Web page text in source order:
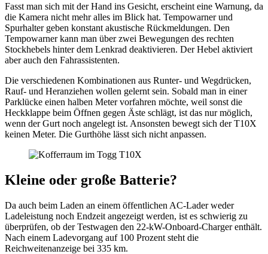
Fasst man sich mit der Hand ins Gesicht, erscheint eine Warnung, da
die Kamera nicht mehr alles im Blick hat. Tempowarner und
Spurhalter geben konstant akustische Rückmeldungen. Den
Tempowarner kann man über zwei Bewegungen des rechten
Stockhebels hinter dem Lenkrad deaktivieren. Der Hebel aktiviert
aber auch den Fahrassistenten.
Die verschiedenen Kombinationen aus Runter- und Wegdrücken,
Rauf- und Heranziehen wollen gelernt sein. Sobald man in einer
Parklücke einen halben Meter vorfahren möchte, weil sonst die
Heckklappe beim Öffnen gegen Äste schlägt, ist das nur möglich,
wenn der Gurt noch angelegt ist. Ansonsten bewegt sich der T10X
keinen Meter. Die Gurthöhe lässt sich nicht anpassen.
Kleine oder große Batterie?
Da auch beim Laden an einem öffentlichen AC-Lader weder
Ladeleistung noch Endzeit angezeigt werden, ist es schwierig zu
überprüfen, ob der Testwagen den 22-kW-Onboard-Charger enthält.
Nach einem Ladevorgang auf 100 Prozent steht die
Reichweitenanzeige bei 335 km.